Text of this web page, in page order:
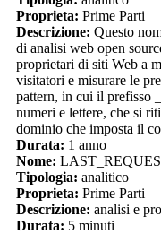
Proprieta: Prime Parti
Descrizione: Questo
di analisi web open
proprietari di siti Web a
visitatori e misurare le
pattern, in cui il prefisso
numeri e lettere, che si
dominio che imposta il
Durata: 1 anno
Nome:
Tipologia: analitico
Proprieta: Prime Parti
Descrizione: analisi e
Durata: 5 minuti